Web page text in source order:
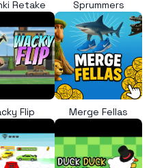
Retake Sprummers
Flip Merge Fellas